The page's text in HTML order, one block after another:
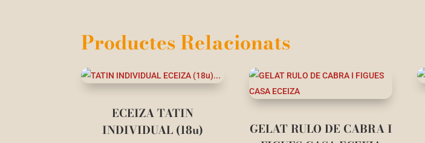
Productes Relacionats
ECEIZA TATIN
INDIVIDUAL (18u)
GELAT RULO DE CABRA I